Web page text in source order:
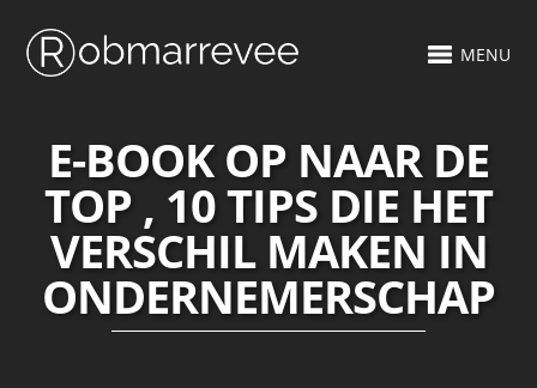
MENU
E-BOOK OP NAAR DE
TOP , 10 TIPS DIE HET
VERSCHIL MAKEN IN
ONDERNEMERSCHAP